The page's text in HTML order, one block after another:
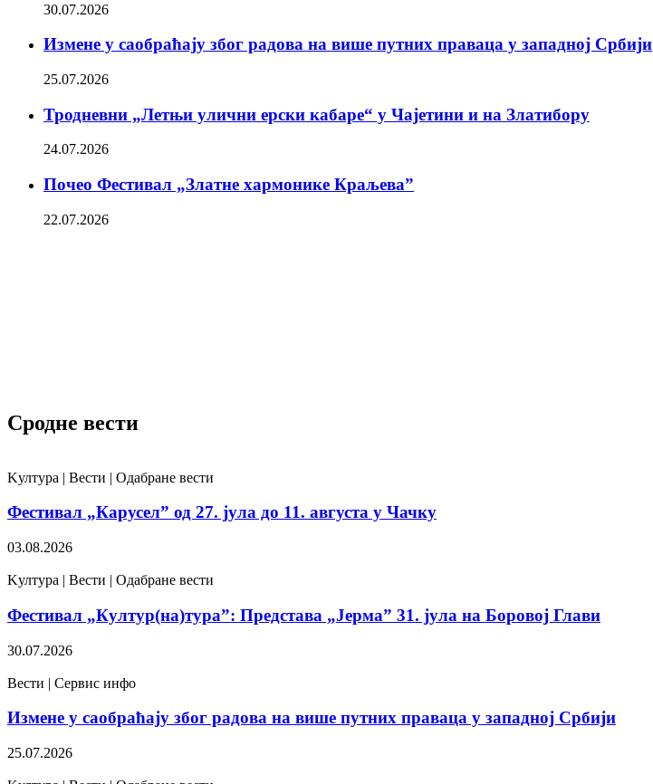
30.07.2026
Измене у саобраћају због радова на више путних праваца у западној Србији
25.07.2026
Тродневни „Летњи улични ерски кабаре“ у Чајетини и на Златибору
24.07.2026
Почео Фестивал „Златне хармонике Краљева”
22.07.2026
Сродне вести
Kултура | Вести | Одабране вести
Фестивал „Карусел” од 27. јула до 11. августа у Чачку
03.08.2026
Kултура | Вести | Одабране вести
Фестивал „Култур(на)тура”: Представа „Јерма” 31. јула на Боровој Глави
30.07.2026
Вести | Сервис инфо
Измене у саобраћају због радова на више путних праваца у западној Србији
25.07.2026